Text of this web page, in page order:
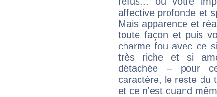
affective profonde et
Mais apparence et
toute façon et puis
charme fou avec ce
très riche et si
détachée – pour
caractère, le reste du
et ce n'est quand